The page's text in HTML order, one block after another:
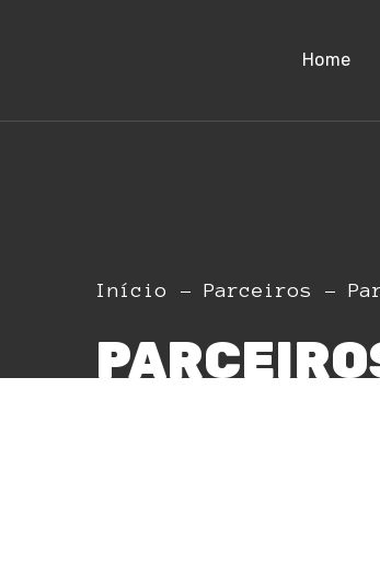
Home
Início Parceiros